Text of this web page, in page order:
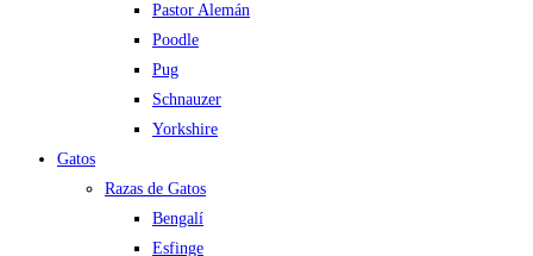
Pastor Alemán
Poodle
Pug
Schnauzer
Yorkshire
Gatos
Razas de Gatos
Bengalí
Esfinge